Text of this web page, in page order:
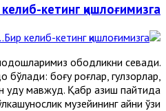
кетинг қишлоғимизга…
ободликни севади.
бўлади: боғу роғлар, гулзорлар,
мавжуд. Қабр қазиш пайтида
музейининг айни ўзи.